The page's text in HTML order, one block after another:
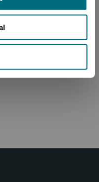
och har arbetat
De senaste 20
på böcker och